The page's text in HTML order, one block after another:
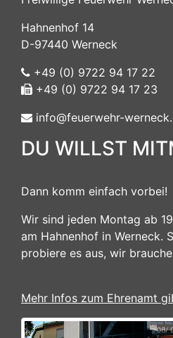
Hahnenhof 14
D-97440 Werneck
+49 (0) 9722 94 17 22
+49 (0) 9722 94 17 23
info@feuerwehr-
DU WILLST
Dann komm einfach vorbei!
Wir sind jeden Montag ab
am Hahnenhof in Werneck.
probiere es aus, wir
Mehr Infos zum Ehrenamt